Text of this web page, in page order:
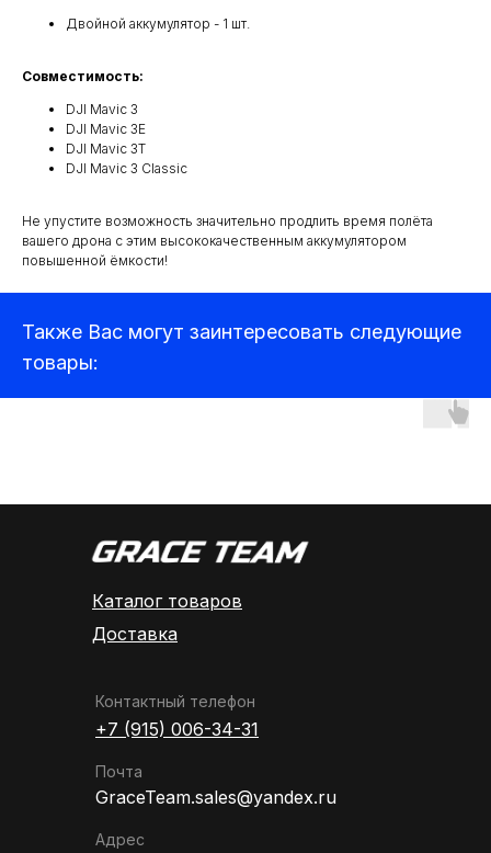
Двойной аккумулятор - 1 шт.
Совместимость:
DJI Mavic 3
DJI Mavic 3E
DJI Mavic 3T
DJI Mavic 3 Classic
Не упустите возможность значительно продлить время полёта
вашего дрона с этим высококачественным аккумулятором
повышенной ёмкости!
Также Вас могут заинтересовать следующие
товары:
Каталог товаров
Доставка
Квадрокоптеры
Аксессуары для квадрокоптеров
Детекторы и подавители БПЛА
Прицелы
Компьютеры и ноутбуки
Аудиотехника
Контактный телефон
Почта
Адрес
GraceTeam.sales@yandex.ru
+7 (915) 006-34-31